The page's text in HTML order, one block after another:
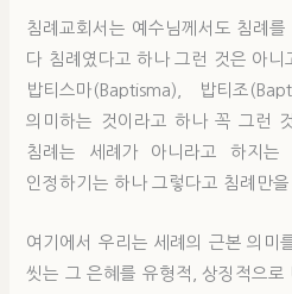
침례교회서는 예수님께서도 침례
다 침례였다고 하나 그런 것은 아
밥티스마(Baptisma), 밥티조
의미하는 것이라고 하나 꼭 그런
침례는 세례가 아니라고 하지는
인정하기는 하나 그렇다고 침례만
여기에서 우리는 세례의 근본 의미
씻는 그 은혜를 유형적, 상징적으